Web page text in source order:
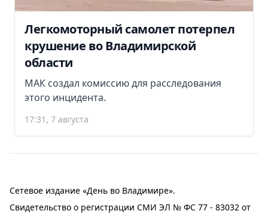
Легкомоторный самолет потерпел
крушение во Владимирской
области
МАК создал комиссию для расследования
этого инцидента.
17:31, 7 августа
Сетевое издание «День во Владимире».
Свидетельство о регистрации СМИ ЭЛ № ФС 77 - 83032 от